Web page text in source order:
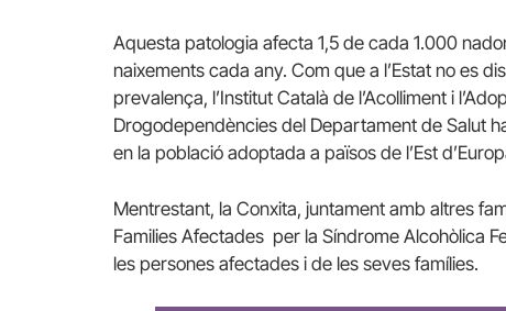
Aquesta patologia afecta 1,5 de cada 1.000
naixements cada any. Com que a l’Estat no es
prevalença, l’Institut Català de l’Acolliment i
Drogodependències del Departament de Salut
en la població adoptada a països de l’Est
Mentrestant, la Conxita, juntament amb altres
Families Afectades per la Síndrome Alcohòlica
les persones afectades i de les seves famílies.